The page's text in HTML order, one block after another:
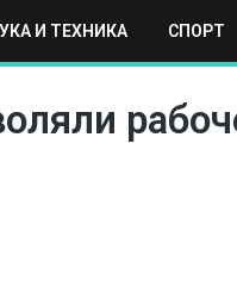
И ТЕХНИКА СПОРТ
МИР